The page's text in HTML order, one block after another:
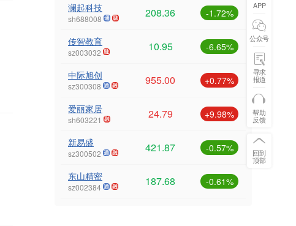
澜起科技
sh688008 208.36 -1.72%
传智教育
sz003032 10.95 -6.65%
中际旭创
sz300308 955.00 +0.77%
爱丽家居
sh603221 24.79 +9.98%
新易盛
sz300502 421.87 -0.57%
东山精密
sz002384 187.68 -0.61%
APP
公众号
寻求
报道
帮助
反馈
回到
顶部